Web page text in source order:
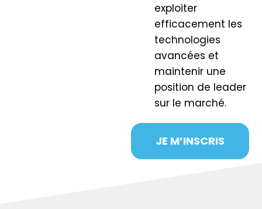
exploiter
efficacement les
technologies
avancées et
maintenir une
position de leader
sur le marché.
JE M’INSCRIS